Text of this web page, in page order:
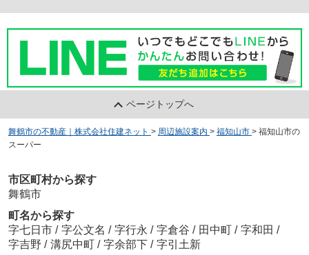
ページトップへ
舞鶴市の不動産｜株式会社住建ネット > 周辺施設案内 > 福知山市 > 福知山市の
スーパー
市区町村から探す
舞鶴市
町名から探す
字七日市 / 字公文名 / 字行永 / 字倉谷 / 田中町 / 字和田 /
字吉野 / 溝尻中町 / 字余部下 / 字引土新